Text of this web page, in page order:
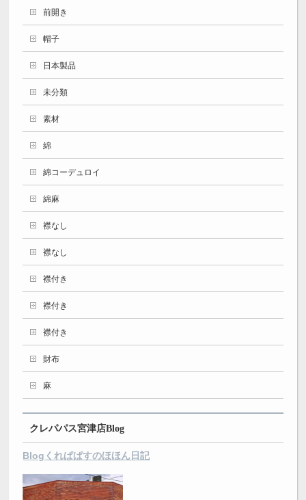
前開き
帽子
日本製品
未分類
素材
綿
綿コーデュロイ
綿麻
襟なし
襟なし
襟付き
襟付き
襟付き
財布
麻
クレパパス宮津店Blog
Blogくれぱぱすのほほん日記